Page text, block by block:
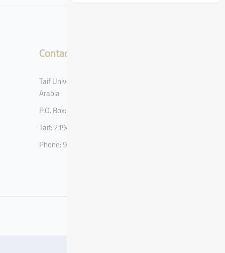
Contact
Taif University, Taif, Kingdom of Saudi
Arabia
P.O. Box: 11099
Taif: 21944
Phone: 920002122